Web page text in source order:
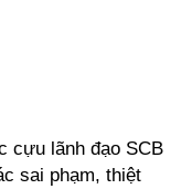
cựu lãnh đạo SCB
sai phạm, thiệt